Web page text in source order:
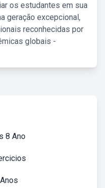
os estudantes em sua
geração excepcional,
reconhecidas por
globais -
8 Ano